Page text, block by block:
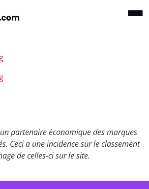
partenaire économique des marques
Ceci a une incidence sur le classement
de celles-ci sur le site.